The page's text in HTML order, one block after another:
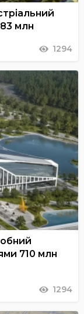
млн
1294
710 млн
1294